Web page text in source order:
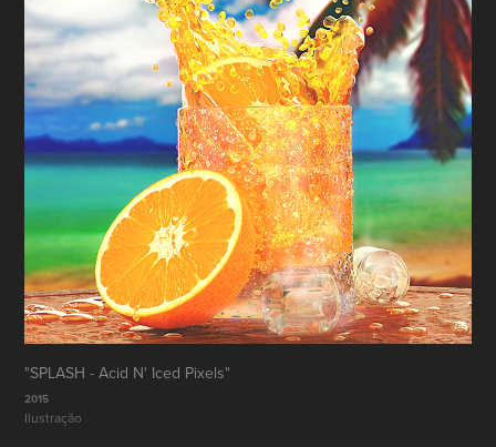
"SPLASH - Acid N' Iced Pixels"
2015
Ilustração